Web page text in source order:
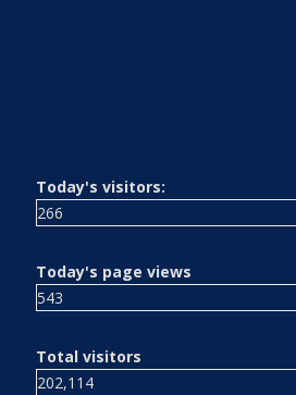
Today's visitors:
266
Today's page views
543
Total visitors
202,114